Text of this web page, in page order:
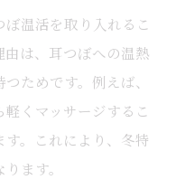
温活を取り入れるこ
は、耳つぼへの温熱
ためです。例えば、
くマッサージするこ
。これにより、冬特
ます。